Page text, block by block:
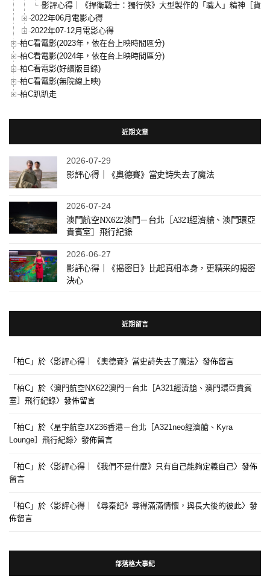
影評心得｜《捍衛戰士：獨行俠》大型製作的「職人」精神［貨
2022年06月電影心得
2022年07-12月電影心得
柏C看電影(2023年，依在台上映時間區分)
柏C看電影(2024年，依在台上映時間區分)
柏C看電影(好讀版目錄)
柏C看電影(無院線上映)
柏C趴趴走
近期文章
2026-07-29
影評心得｜《奧德賽》當史詩失去了魔法
2026-07-24
澳門航空NX622澳門－台北［A321經濟艙、澳門環亞
貴賓室］飛行紀錄
2026-06-27
影評心得｜《揭密日》比起真相本身，更精采的揭密
決心
近期留言
「 柏C 」於〈影評心得｜《奧德賽》當史詩失去了魔法〉發佈留言
「 柏C 」於〈澳門航空NX622澳門－台北［A321經濟艙、澳門環亞貴賓
室］飛行紀錄〉發佈留言
「 柏C 」於〈星宇航空JX236香港－台北［A321neo經濟艙、Kyra
Lounge］飛行紀錄〉發佈留言
「 柏C 」於〈影評心得｜《我們不是什麼》只有自己能夠定義自己〉發佈
留言
「 柏C 」於〈影評心得｜《尋秦記》尋得滿滿情懷，與長大後的彼此〉發
佈留言
部落格大事紀